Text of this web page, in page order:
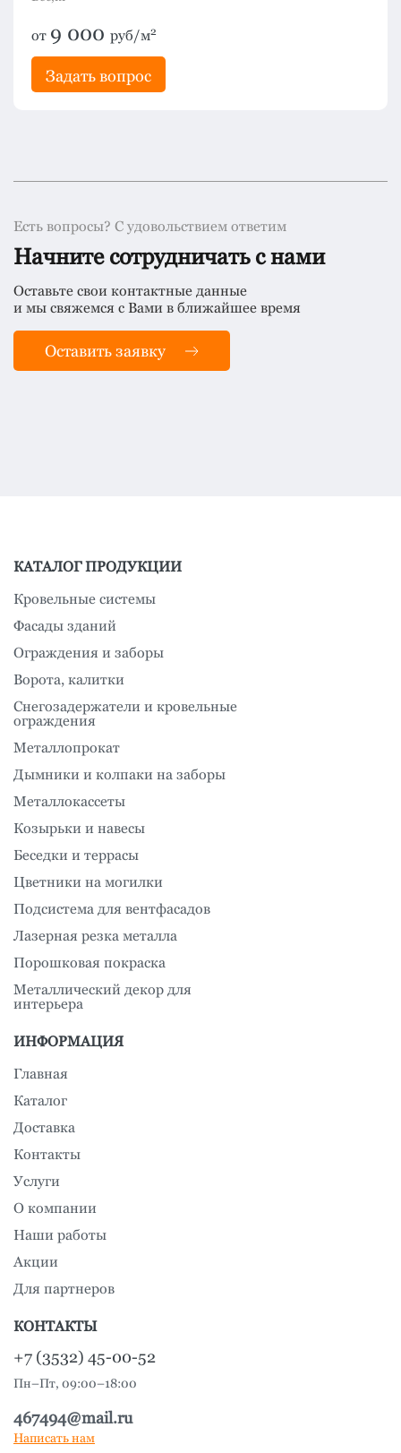
от 9 000 руб/м2
Задать вопрос
Есть вопросы? С удовольствием ответим
Начните сотрудничать с нами
Оставьте свои контактные данные
и мы свяжемся с Вами в ближайшее время
Оставить заявку
КАТАЛОГ ПРОДУКЦИИ
Кровельные системы
Фасады зданий
Ограждения и заборы
Ворота, калитки
Снегозадержатели и кровельные
ограждения
Металлопрокат
Дымники и колпаки на заборы
Металлокассеты
Козырьки и навесы
Беседки и террасы
Цветники на могилки
Подсистема для вентфасадов
Лазерная резка металла
Порошковая покраска
Металлический декор для
интерьера
ИНФОРМАЦИЯ
Главная
Каталог
Доставка
Контакты
Услуги
О компании
Наши работы
Акции
Для партнеров
КОНТАКТЫ
+7 (3532) 45-00-52
Пн–Пт, 09:00–18:00
467494@mail.ru
Написать нам